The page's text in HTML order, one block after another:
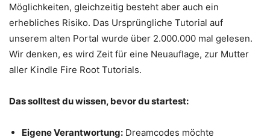
Möglichkeiten, gleichzeitig besteht aber auch ein
erhebliches Risiko. Das Ursprüngliche Tutorial auf
unserem alten Portal wurde über 2.000.000 mal gelesen.
Wir denken, es wird Zeit für eine Neuauflage, zur Mutter
aller Kindle Fire Root Tutorials.
Das solltest du wissen, bevor du startest:
Eigene Verantwortung: Dreamcodes möchte